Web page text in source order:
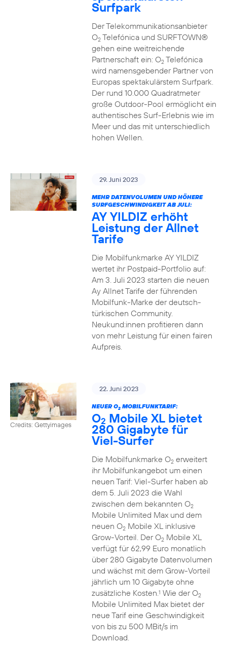
Surfpark
Der Telekommunikationsanbieter
O2Telefónica und SURFTOWN®
gehen eine weitreichende
Partnerschaft ein: O2Telefónica
wird namensgebender Partner von
Europas spektakulärstem Surfpark.
Der rund 10.000 Quadratmeter
große Outdoor-Pool ermöglicht ein
authentisches Surf-Erlebnis wie im
Meer und das mit unterschiedlich
hohen Wellen.
29. Juni 2023
MEHR DATENVOLUMEN UND HÖHERE
SURFGESCHWINDIGKEIT AB JULI:
AY YILDIZ erhöht
Leistung der Allnet
Tarife
Die Mobilfunkmarke AY YILDIZ
wertet ihr Postpaid-Portfolio auf:
Am 3. Juli 2023 starten die neuen
Ay Allnet Tarife der führenden
Mobilfunk-Marke der deutsch-
türkischen Community.
Neukund:innen profitieren dann
von mehr Leistung für einen fairen
Aufpreis.
Credits: Gettyimages
22. Juni 2023
NEUER O2MOBILFUNKTARIF:
O2 Mobile XL bietet
280 Gigabyte für
Viel-Surfer
Die Mobilfunkmarke O2erweitert
ihr Mobilfunkangebot um einen
neuen Tarif: Viel-Surfer haben ab
dem 5. Juli 2023 die Wahl
zwischen dem bekannten O2
Mobile Unlimited Max und dem
neuen O2Mobile XL inklusive
Grow-Vorteil. Der O2Mobile XL
verfügt für 62,99 Euro monatlich
über 280 Gigabyte Datenvolumen
und wächst mit dem Grow-Vorteil
jährlich um 10 Gigabyte ohne
zusätzliche Kosten.1 Wie der O2
Mobile Unlimited Max bietet der
neue Tarif eine Geschwindigkeit
von bis zu 500 MBit/s im
Download.